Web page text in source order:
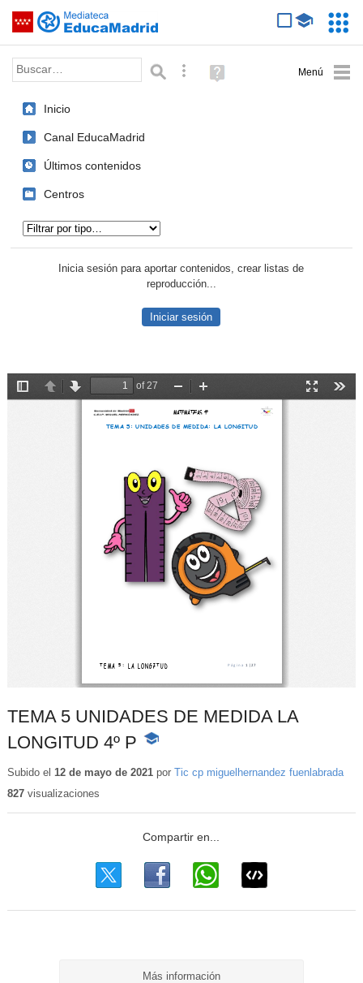
Saltar navegación
Palabra o frase: Búsqueda avanzada
Ayuda
(en
Inicio
Canal EducaMadrid
Últimos contenidos
Centros
Inicia sesión para aportar contenidos, crear listas de
reproducción...
Iniciar sesión
TEMA 5 UNIDADES DE MEDIDA LA
LONGITUD 4º P
-
educativo
Subido el 12 de mayo de 2021por Tic cp miguelhernandez fuenlabrada
827visualizaciones
Más información